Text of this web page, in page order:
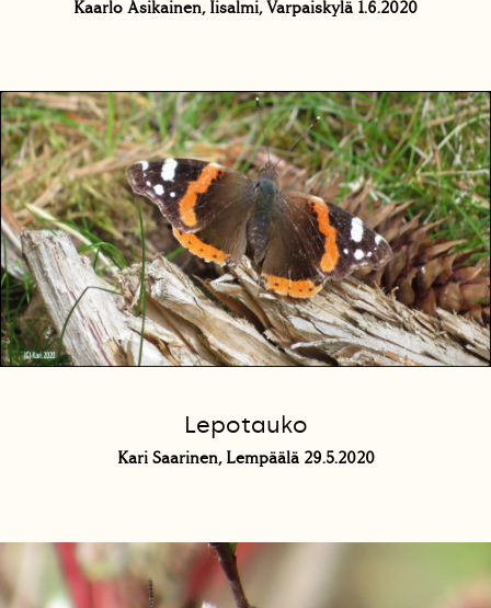
Kaarlo Asikainen, Iisalmi, Varpaiskylä 1.6.2020
Lepotauko
Kari Saarinen, Lempäälä 29.5.2020